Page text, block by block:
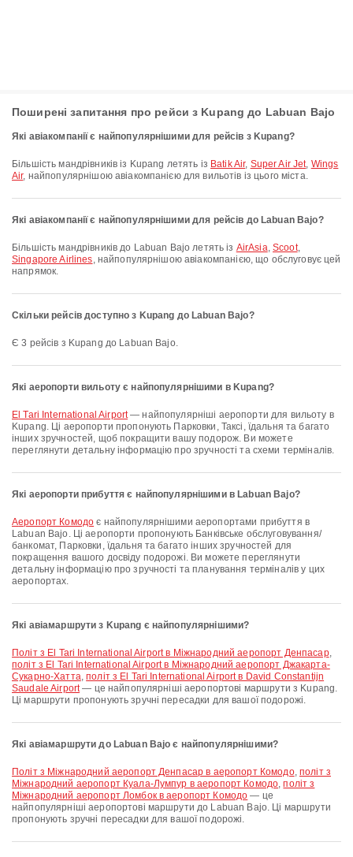
Поширені запитання про рейси з Kupang до Labuan Bajo
Які авіакомпанії є найпопулярнішими для рейсів з Kupang?
Більшість мандрівників із Kupang летять із Batik Air, Super Air Jet, Wings
Air, найпопулярнішою авіакомпанією для вильотів із цього міста.
Які авіакомпанії є найпопулярнішими для рейсів до Labuan Bajo?
Більшість мандрівників до Labuan Bajo летять із AirAsia, Scoot,
Singapore Airlines, найпопулярнішою авіакомпанією, що обслуговує цей
напрямок.
Скільки рейсів доступно з Kupang до Labuan Bajo?
Є 3 рейсів з Kupang до Labuan Bajo.
Які аеропорти вильоту є найпопулярнішими в Kupang?
El Tari International Airport— найпопулярніші аеропорти для вильоту в
Kupang. Ці аеропорти пропонують Парковки, Таксі, їдальня та багато
інших зручностей, щоб покращити вашу подорож. Ви можете
переглянути детальну інформацію про зручності та схеми терміналів.
Які аеропорти прибуття є найпопулярнішими в Labuan Bajo?
аеропорт Комодо є найпопулярнішими аеропортами прибуття в
Labuan Bajo. Ці аеропорти пропонують Банківське обслуговування/
банкомат, Парковки, їдальня та багато інших зручностей для
покращення вашого досвіду подорожі. Ви можете переглянути
детальну інформацію про зручності та планування терміналів у цих
аеропортах.
Які авіамаршрути з Kupang є найпопулярнішими?
політ з El Tari International Airport в Міжнародний аеропорт Денпасар,
політ з El Tari International Airport в Міжнародний аеропорт Джакарта-
Сукарно-Хатта,політ з El Tari International Airport в David Constantijn
Saudale Airport— це найпопулярніші аеропортові маршрути з Kupang.
Ці маршрути пропонують зручні пересадки для вашої подорожі.
Які авіамаршрути до Labuan Bajo є найпопулярнішими?
політ з Міжнародний аеропорт Денпасар в аеропорт Комодо, політ з
Міжнародний аеропорт Куала-Лумпур в аеропорт Комодо,політ з
Міжнародний аеропорт Ломбок в аеропорт Комодо — це
найпопулярніші аеропортові маршрути до Labuan Bajo. Ці маршрути
пропонують зручні пересадки для вашої подорожі.